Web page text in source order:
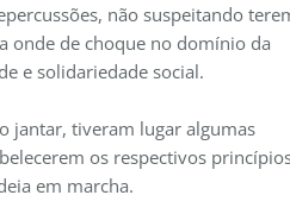
não suspeitando
onde de choque no domínio da
e solidariedade social.
jantar, tiveram lugar algumas
os respectivos
em marcha.